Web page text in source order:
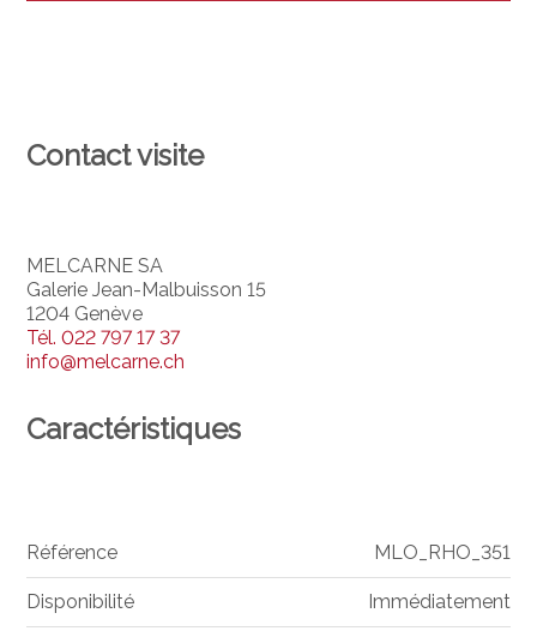
Contact visite
MELCARNE SA
Galerie Jean-Malbuisson 15
1204 Genève
Tél.022 797 17 37
info@melcarne.ch
Caractéristiques
Référence MLO_RHO_351
Disponibilité Immédiatement